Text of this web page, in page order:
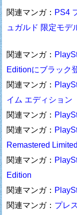
関連マンガ： PS4
ュガルド 限定モデ
関連マンガ：
Editionにブラック
関連マンガ：
イム エディション
関連マンガ：
関連マンガ：
Remastered
関連マンガ：
Edition
関連マンガ：
関連マンガ： プレ